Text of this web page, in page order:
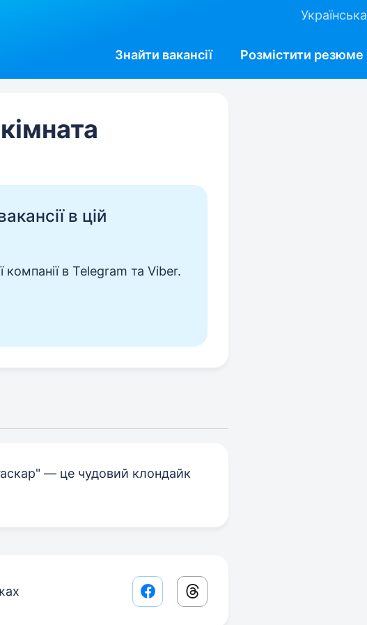
Українська
Знайти вакансії Розмістити резюме
в цій
компанії в Telegram та Viber.
— це чудовий клондайк
Facebook share link
Threads share link